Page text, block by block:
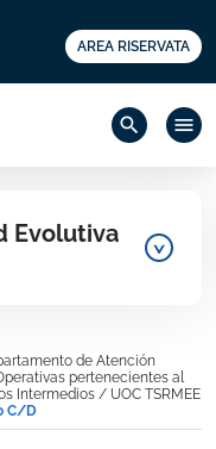
AREA RISERVATA
search menu
Evolutiva
de Atención
pertenecientes al
Intermedios / UOC TSRMEE
C/D